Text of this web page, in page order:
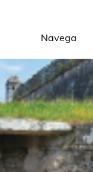
principal
Navega